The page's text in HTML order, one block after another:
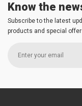
Know the
Subscribe to the latest
products and special